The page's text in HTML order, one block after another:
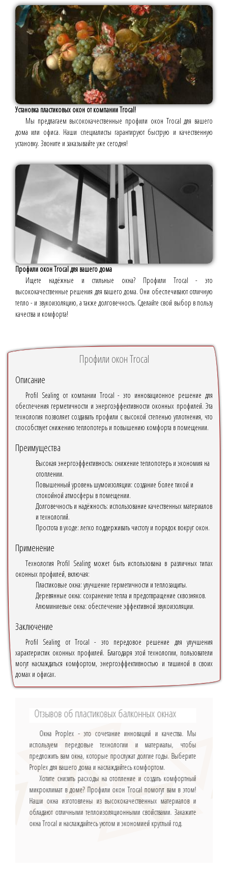
Установка пластиковых окон от компании Trocal!
Мы предлагаем высококачественные профили окон Trocal для вашего
дома или офиса. Наши специалисты гарантируют быструю и качественную
установку. Звоните и заказывайте уже сегодня!
Профили окон Trocal для вашего дома
Ищете надёжные и стильные окна? Профили Trocal - это
высококачественные решения для вашего дома. Они обеспечивают отличную
тепло - и звукоизоляцию, а также долговечность. Сделайте свой выбор в пользу
качества и комфорта!
Профили окон Trocal
Описание
Profil Sealing от компании Trocal - это инновационное решение для
обеспечения герметичности и энергоэффективности оконных профилей. Эта
технология позволяет создавать профили с высокой степенью уплотнения, что
способствует снижению теплопотерь и повышению комфорта в помещении.
Преимущества
Высокая энергоэффективность: снижение теплопотерь и экономия на
отоплении.
Повышенный уровень шумоизоляции: создание более тихой и
спокойной атмосферы в помещении.
Долговечность и надёжность: использование качественных материалов
и технологий.
Простота в уходе: легко поддерживать чистоту и порядок вокруг окон.
Применение
Технология Profil Sealing может быть использована в различных типах
оконных профилей, включая:
Пластиковые окна: улучшение герметичности и теплозащиты.
Деревянные окна: сохранение тепла и предотвращение сквозняков.
Алюминиевые окна: обеспечение эффективной звукоизоляции.
Заключение
Profil Sealing от Trocal - это передовое решение для улучшения
характеристик оконных профилей. Благодаря этой технологии, пользователи
могут наслаждаться комфортом, энергоэффективностью и тишиной в своих
домах и офисах.
Отзывов об пластиковых балконных окнах
Окна Proplex - это сочетание инноваций и качества. Мы
используем передовые технологии и материалы, чтобы
предложить вам окна, которые прослужат долгие годы. Выберите
Proplex для вашего дома и наслаждайтесь комфортом.
Хотите снизить расходы на отопление и создать комфортный
микроклимат в доме? Профили окон Trocal помогут вам в этом!
Наши окна изготовлены из высококачественных материалов и
обладают отличными теплоизоляционными свойствами. Закажите
окна Trocal и наслаждайтесь уютом и экономией круглый год.